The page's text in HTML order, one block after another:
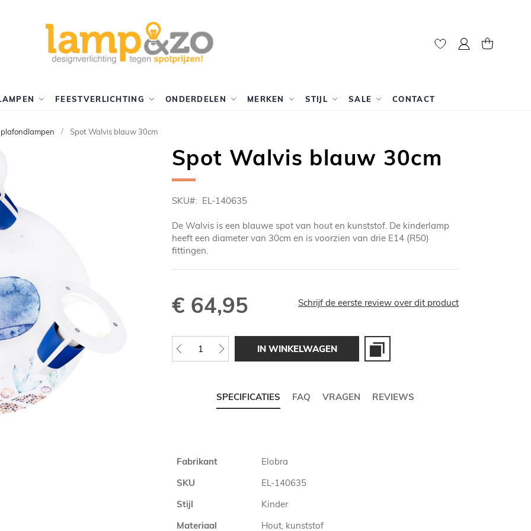
Mijn account
FEESTVERLICHTING ONDERDELEN MERKEN STIJL SALE CONTACT
Spot Walvis blauw 30cm
Spot Walvis blauw 30cm
SKU EL-140635
De Walvis is een blauwe spot van hout en kunststof. De kinderlamp
heeft een diameter van 30cm en is voorzien van drie E14 (R50)
fittingen.
€ 64,95 Schrijf de eerste review over dit product
IN WINKELWAGEN
SPECIFICATIES FAQ VRAGEN REVIEWS
Meer
Fabrikant
Elobra
SKU
EL-140635
Stijl
Kinder
Materiaal
Hout, kunststof